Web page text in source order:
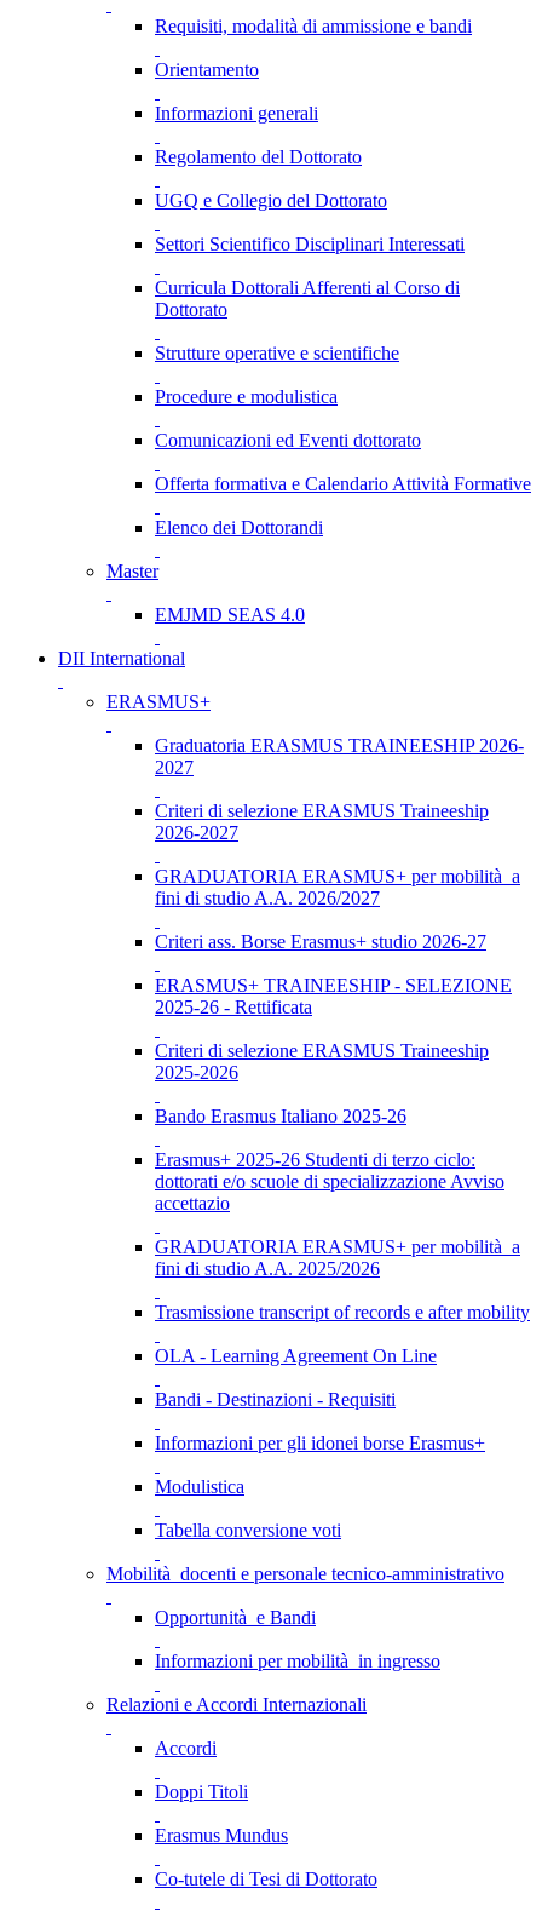
Requisiti, modalità di ammissione e bandi
Orientamento
Informazioni generali
Regolamento del Dottorato
UGQ e Collegio del Dottorato
Settori Scientifico Disciplinari Interessati
Curricula Dottorali Afferenti al Corso di
Dottorato
Strutture operative e scientifiche
Procedure e modulistica
Comunicazioni ed Eventi dottorato
Offerta formativa e Calendario Attività Formative
Elenco dei Dottorandi
Master
EMJMD SEAS 4.0
DII International
ERASMUS+
Graduatoria ERASMUS TRAINEESHIP 2026-
2027
Criteri di selezione ERASMUS Traineeship
2026-2027
GRADUATORIA ERASMUS+ per mobilità a
fini di studio A.A. 2026/2027
Criteri ass. Borse Erasmus+ studio 2026-27
ERASMUS+ TRAINEESHIP - SELEZIONE
2025-26 - Rettificata
Criteri di selezione ERASMUS Traineeship
2025-2026
Bando Erasmus Italiano 2025-26
Erasmus+ 2025-26 Studenti di terzo ciclo:
dottorati e/o scuole di specializzazione Avviso
accettazio
GRADUATORIA ERASMUS+ per mobilità a
fini di studio A.A. 2025/2026
Trasmissione transcript of records e after mobility
OLA - Learning Agreement On Line
Bandi - Destinazioni - Requisiti
Informazioni per gli idonei borse Erasmus+
Modulistica
Tabella conversione voti
Mobilità docenti e personale tecnico-amministrativo
Opportunità e Bandi
Informazioni per mobilità in ingresso
Relazioni e Accordi Internazionali
Accordi
Doppi Titoli
Erasmus Mundus
Co-tutele di Tesi di Dottorato